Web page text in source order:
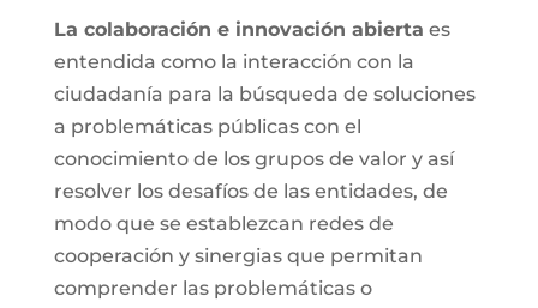
La colaboración e innovación abierta es
entendida como la interacción con la
ciudadanía para la búsqueda de soluciones
a problemáticas públicas con el
conocimiento de los grupos de valor y así
resolver los desafíos de las entidades, de
modo que se establezcan redes de
cooperación y sinergias que permitan
comprender las problemáticas o